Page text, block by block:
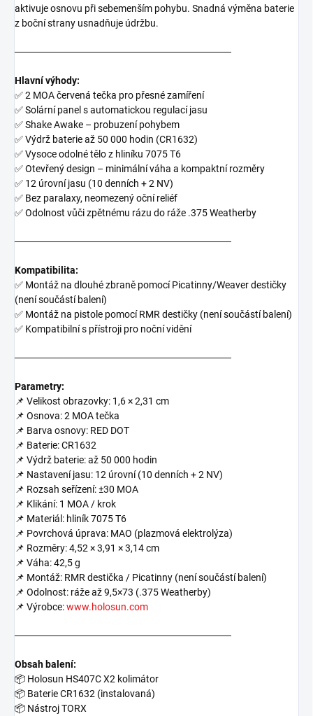
aktivuje osnovu při sebemenším pohybu. Snadná výměna baterie
z boční strany usnadňuje údržbu.
───────────────────────────────
Hlavní výhody:
✅ 2 MOA červená tečka pro přesné zamíření
✅ Solární panel s automatickou regulací jasu
✅ Shake Awake – probuzení pohybem
✅ Výdrž baterie až 50 000 hodin (CR1632)
✅ Vysoce odolné tělo z hliníku 7075 T6
✅ Otevřený design – minimální váha a kompaktní rozměry
✅ 12 úrovní jasu (10 denních + 2 NV)
✅ Bez paralaxy, neomezený oční reliéf
✅ Odolnost vůči zpětnému rázu do ráže .375 Weatherby
───────────────────────────────
Kompatibilita:
✅ Montáž na dlouhé zbraně pomocí Picatinny/Weaver destičky
(není součástí balení)
✅ Montáž na pistole pomocí RMR destičky (není součástí balení)
✅ Kompatibilní s přístroji pro noční vidění
───────────────────────────────
Parametry:
📌 Velikost obrazovky: 1,6 × 2,31 cm
📌 Osnova: 2 MOA tečka
📌 Barva osnovy: RED DOT
📌 Baterie: CR1632
📌 Výdrž baterie: až 50 000 hodin
📌 Nastavení jasu: 12 úrovní (10 denních + 2 NV)
📌 Rozsah seřízení: ±30 MOA
📌 Klikání: 1 MOA / krok
📌 Materiál: hliník 7075 T6
📌 Povrchová úprava: MAO (plazmová elektrolýza)
📌 Rozměry: 4,52 × 3,91 × 3,14 cm
📌 Váha: 42,5 g
📌 Montáž: RMR destička / Picatinny (není součástí balení)
📌 Odolnost: ráže až 9,5×73 (.375 Weatherby)
📌 Výrobce:www.holosun.com
───────────────────────────────
Obsah balení:
📦 Holosun HS407C X2 kolimátor
📦 Baterie CR1632 (instalovaná)
📦 Nástroj TORX